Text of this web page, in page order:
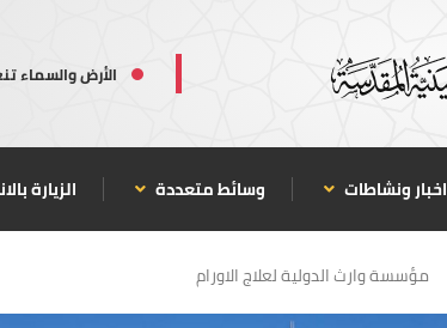
الأرض والسماء
اخبار ونشاطات وسائط متعددة الزيارة
مؤسسة وارث الدولية لعلاج الاورام